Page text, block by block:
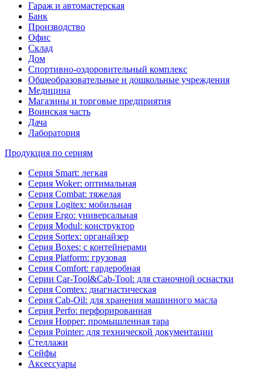
Гараж и автомастерская
Банк
Производство
Офис
Склад
Дом
Спортивно-оздоровительный комплекс
Общеобразовательные и дошкольные учреждения
Медицина
Магазины и торговые предприятия
Воинская часть
Дача
Лаборатория
Продукция по сериям
Серия Smart: легкая
Серия Woker: оптимальная
Серия Combat: тяжелая
Серия Logitex: мобильная
Серия Ergo: универсальная
Серия Modul: конструктор
Серия Sortex: органайзер
Серия Boxes: с контейнерами
Серия Platform: грузовая
Серия Comfort: гардеробная
Серии Car-Tool&Cab-Tool: для станочной оснастки
Серия Comtex: диагнастическая
Серия Cab-Oil: для хранения машинного масла
Серия Perfo: перфорированная
Серия Hopper: промышленная тара
Серия Pointer: для технической документации
Стеллажи
Сейфы
Аксессуары